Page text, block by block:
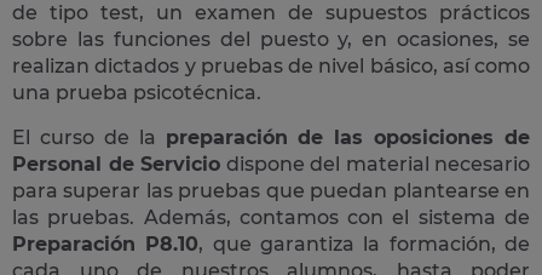
de tipo test, un examen de supuestos prácticos
sobre las funciones del puesto y, en ocasiones, se
realizan dictados y pruebas de nivel básico, así como
una prueba psicotécnica.
El curso de la preparación de las oposiciones de
Personal de Servicio dispone del material necesario
para superar las pruebas que puedan plantearse en
las pruebas. Además, contamos con el sistema de
Preparación P8.10, que garantiza la formación, de